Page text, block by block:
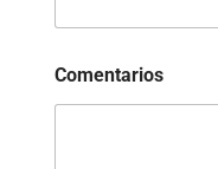
Comentarios